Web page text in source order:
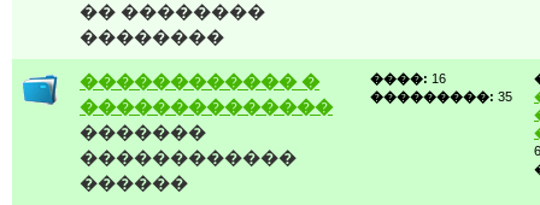
�� ��������
��������
������������ �
��������������
�������
������������
������
����: 16
���������: 35